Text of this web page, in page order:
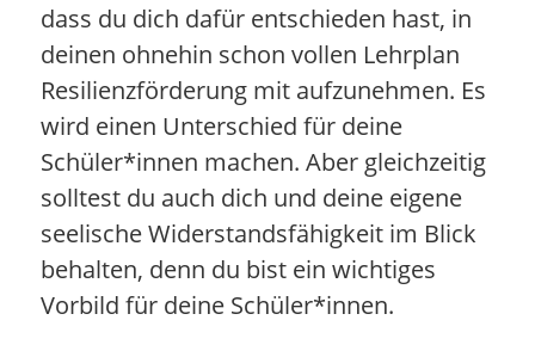
dass du dich dafür entschieden hast, in
deinen ohnehin schon vollen Lehrplan
Resilienzförderung mit aufzunehmen. Es
wird einen Unterschied für deine
Schüler*innen machen. Aber gleichzeitig
solltest du auch dich und deine eigene
seelische Widerstandsfähigkeit im Blick
behalten, denn du bist ein wichtiges
Vorbild für deine Schüler*innen.